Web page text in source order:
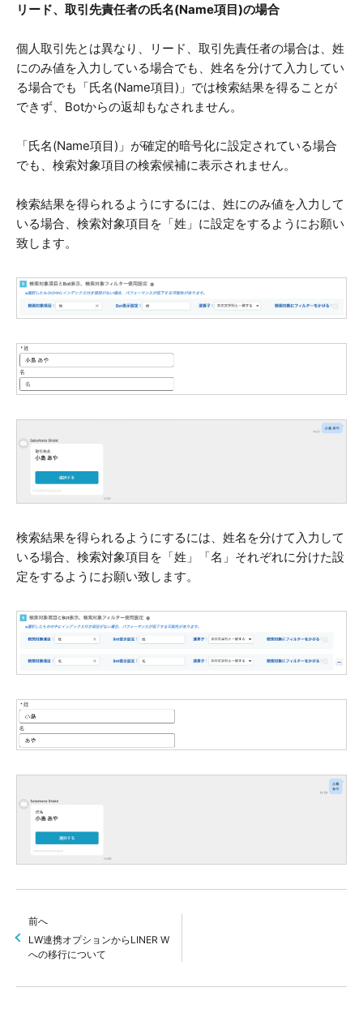
リード、取引先責任者の氏名(Name項目)の場合
個人取引先とは異なり、リード、取引先責任者の場合は、姓
にのみ値を入力している場合でも、姓名を分けて入力してい
る場合でも「氏名(Name項目)」では検索結果を得ることが
できず、Botからの返却もなされません。
「氏名(Name項目)」が確定的暗号化に設定されている場合
でも、検索対象項目の検索候補に表示されません。
検索結果を得られるようにするには、姓にのみ値を入力して
いる場合、検索対象項目を「姓」に設定をするようにお願い
致します。
検索結果を得られるようにするには、姓名を分けて入力して
いる場合、検索対象項目を「姓」「名」それぞれに分けた設
定をするようにお願い致します。
前へ
LW連携オプションからLINER W
への移行について